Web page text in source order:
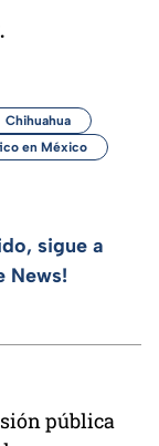
Chihuahua
en México
sigue a
News!
pública